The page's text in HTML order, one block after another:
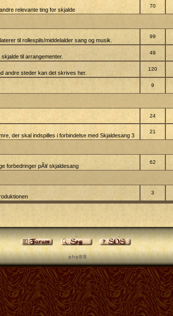
relevante ting for skjalde
70
til rollespils/middelalder sang og musik.
99
til arrangementer.
49
andre steder kan det skrives her.
120
9
24
der skal indspilles i forbindelse med Skjaldesang 3
21
forbedringer pÃ¥ skjaldesang
62
3
p h p B B